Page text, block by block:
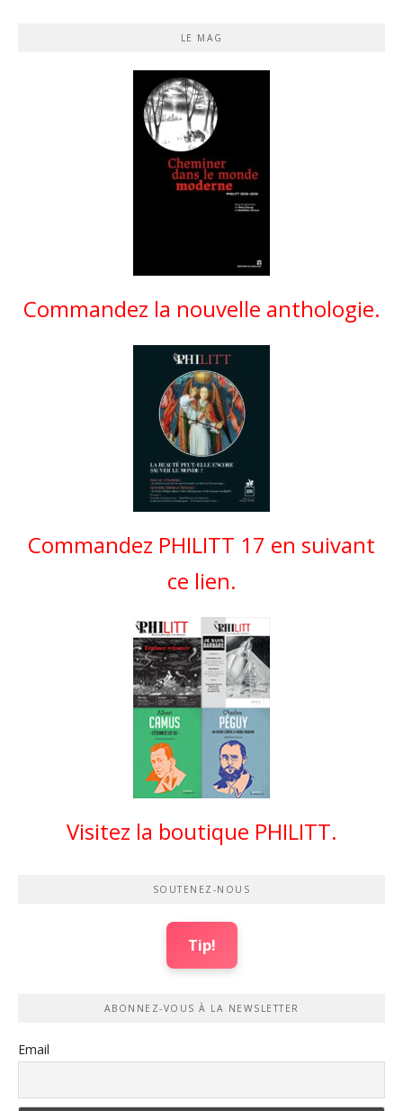
LE MAG
Commandez la nouvelle anthologie.
Commandez PHILITT 17 en suivant
ce lien.
Visitez la boutique PHILITT.
SOUTENEZ-NOUS
Tip!
ABONNEZ-VOUS À LA NEWSLETTER
Email